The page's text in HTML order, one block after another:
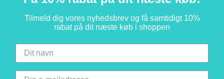
Tilmeld dig vores nyhedsbrev og få samtidigt 10%
rabat på dit næste køb i shoppen